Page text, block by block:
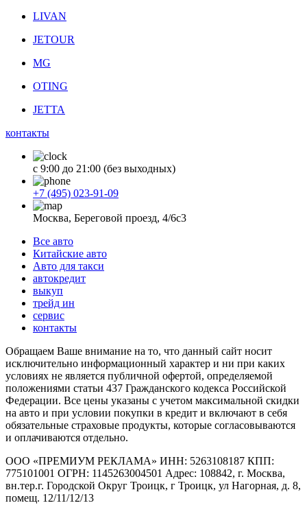
LIVAN
JETOUR
MG
OTING
JETTA
контакты
с 9:00 до 21:00 (без выходных)
+7 (495) 023-91-09
Москва, Береговой проезд, 4/6с3
Все авто
Китайские авто
Авто для такси
автокредит
выкуп
трейд ин
сервис
контакты
Обращаем Ваше внимание на то, что данный сайт носит
исключительно информационный характер и ни при каких
условиях не является публичной офертой, определяемой
положениями статьи 437 Гражданского кодекса Российской
Федерации. Все цены указаны с учетом максимальной скидки
на авто и при условии покупки в кредит и включают в себя
обязательные страховые продукты, которые согласовываются
и оплачиваются отдельно.
ООО «ПРЕМИУМ РЕКЛАМА» ИНН: 5263108187 КПП:
775101001 ОГРН: 1145263004501 Адрес: 108842, г. Москва,
вн.тер.г. Городской Округ Троицк, г Троицк, ул Нагорная, д. 8,
помещ. 12/11/12/13